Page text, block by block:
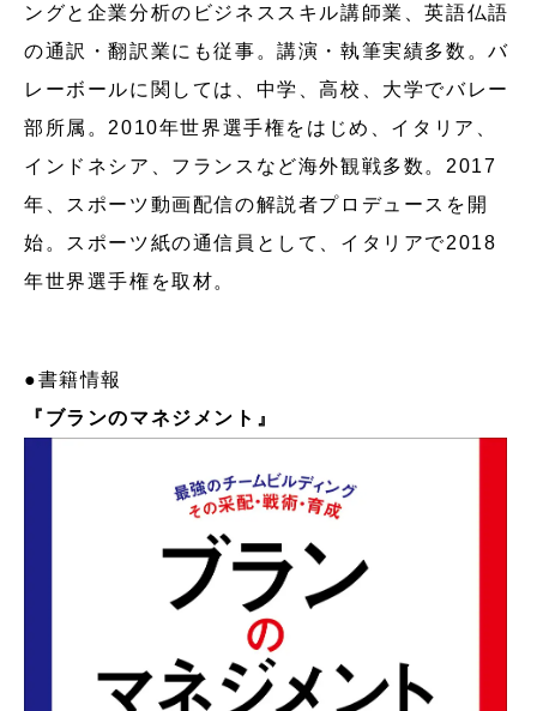
ングと企業分析のビジネススキル講師業、英語仏語
の通訳・翻訳業にも従事。講演・執筆実績多数。バ
レーボールに関しては、中学、高校、大学でバレー
部所属。2010年世界選手権をはじめ、イタリア、
インドネシア、フランスなど海外観戦多数。2017
年、スポーツ動画配信の解説者プロデュースを開
始。スポーツ紙の通信員として、イタリアで2018
年世界選手権を取材。
●書籍情報
『ブランのマネジメント』